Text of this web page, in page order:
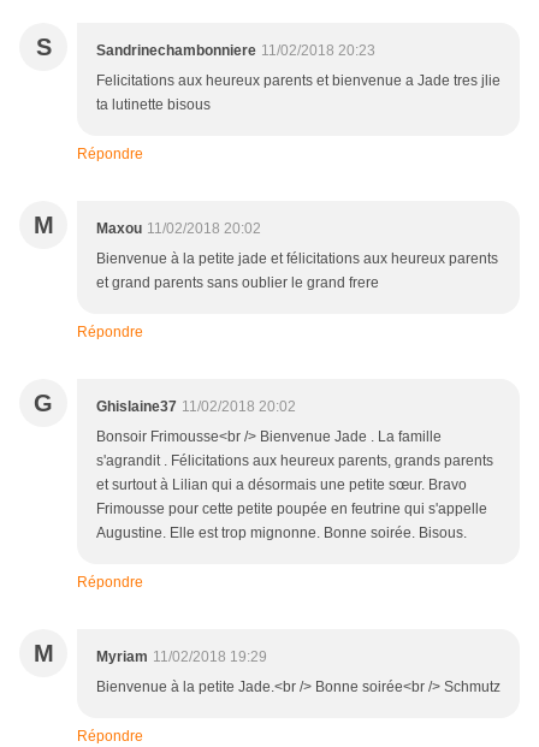
S Sandrinechambonniere 11/02/2018 20:23
Felicitations aux heureux parents et bienvenue a Jade tres jlie
ta lutinette bisous
Répondre
M Maxou 11/02/2018 20:02
Bienvenue à la petite jade et félicitations aux heureux parents
et grand parents sans oublier le grand frere
Répondre
G Ghislaine37 11/02/2018 20:02
Bonsoir Frimousse<br /> Bienvenue Jade . La famille
s'agrandit . Félicitations aux heureux parents, grands parents
et surtout à Lilian qui a désormais une petite sœur. Bravo
Frimousse pour cette petite poupée en feutrine qui s'appelle
Augustine. Elle est trop mignonne. Bonne soirée. Bisous.
Répondre
M Myriam 11/02/2018 19:29
Bienvenue à la petite Jade.<br /> Bonne soirée<br /> Schmutz
Répondre